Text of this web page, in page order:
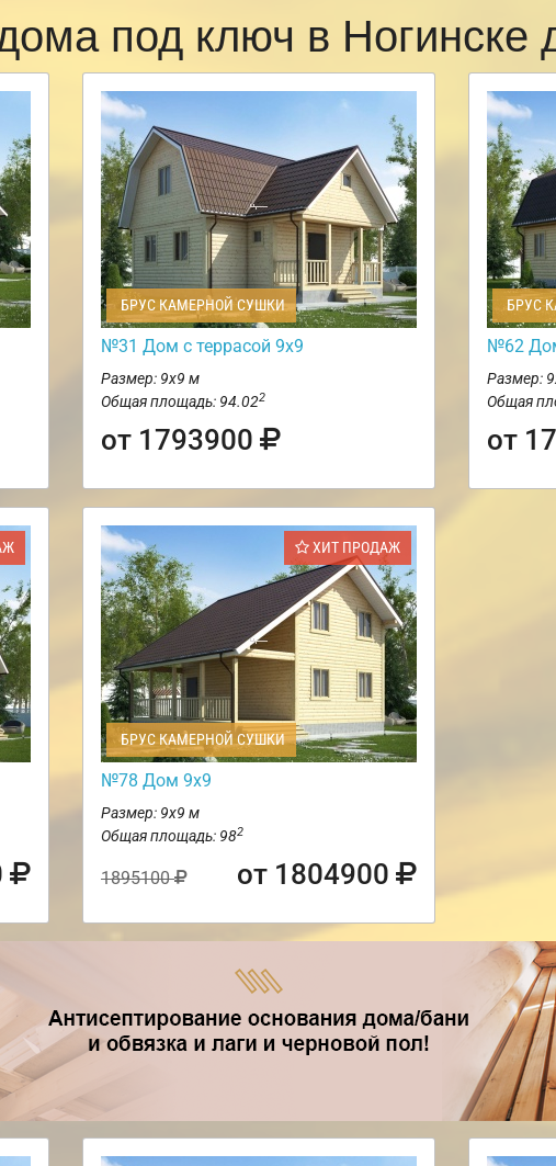
под ключ в
БРУС КАМЕРНОЙ СУШКИ
№31 Дом с террасой 9х9
Размер: 9х9 м
Общая площадь: 94.022
от 1793900
БРУС
№62
Размер:
Общая
от
ХИТ ПРОДАЖ
БРУС КАМЕРНОЙ СУШКИ
№78 Дом 9х9
Размер: 9х9 м
Общая площадь: 982
1895100 от 1804900